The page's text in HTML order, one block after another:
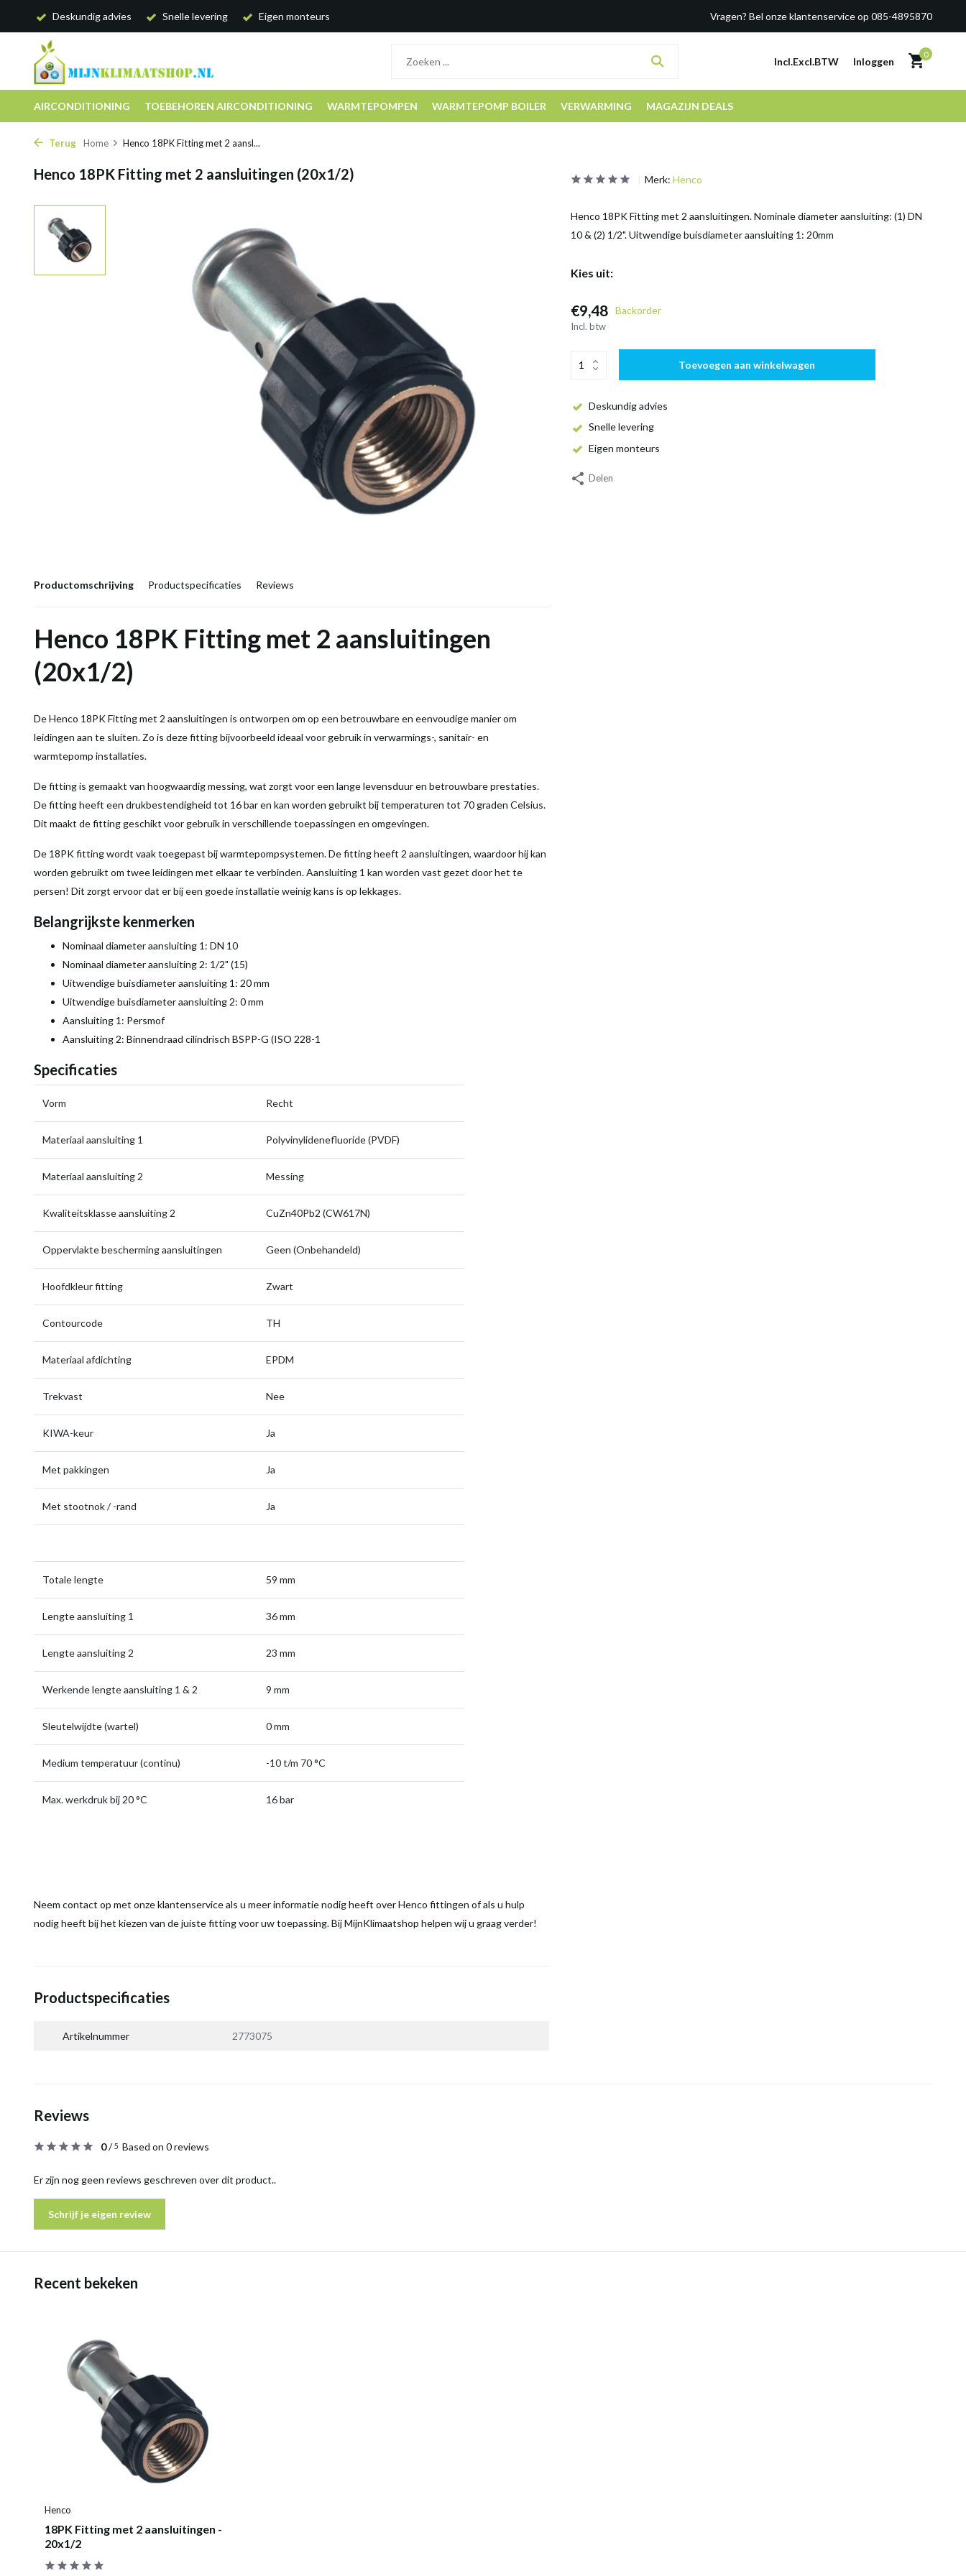
Deskundig advies Snelle levering Eigen monteurs Vragen? Bel onze klantenservice op 085-4895870
Incl.Excl.BTW Inloggen
0
AIRCONDITIONING TOEBEHOREN AIRCONDITIONING WARMTEPOMPEN WARMTEPOMP BOILER VERWARMING MAGAZIJN DEALS
Terug Home Henco 18PK Fitting met 2 aansl...
Henco 18PK Fitting met 2 aansluitingen (20x1/2)
Productomschrijving Productspecificaties Reviews
Henco 18PK Fitting met 2 aansluitingen
(20x1/2)
De Henco 18PK Fitting met 2 aansluitingen is ontworpen om op een betrouwbare en eenvoudige manier om
leidingen aan te sluiten. Zo is deze fitting bijvoorbeeld ideaal voor gebruik in verwarmings-, sanitair- en
warmtepomp installaties.
De fitting is gemaakt van hoogwaardig messing, wat zorgt voor een lange levensduur en betrouwbare prestaties.
De fitting heeft een drukbestendigheid tot 16 bar en kan worden gebruikt bij temperaturen tot 70 graden Celsius.
Dit maakt de fitting geschikt voor gebruik in verschillende toepassingen en omgevingen.
De 18PK fitting wordt vaak toegepast bij warmtepompsystemen. De fitting heeft 2 aansluitingen, waardoor hij kan
worden gebruikt om twee leidingen met elkaar te verbinden. Aansluiting 1 kan worden vast gezet door het te
persen! Dit zorgt ervoor dat er bij een goede installatie weinig kans is op lekkages.
Belangrijkste kenmerken
Nominaal diameter aansluiting 1: DN 10
Nominaal diameter aansluiting 2: 1/2" (15)
Uitwendige buisdiameter aansluiting 1: 20 mm
Uitwendige buisdiameter aansluiting 2: 0 mm
Aansluiting 1: Persmof
Aansluiting 2: Binnendraad cilindrisch BSPP-G (ISO 228-1
Specificaties
Vorm Recht
Materiaal aansluiting 1 Polyvinylidenefluoride (PVDF)
Materiaal aansluiting 2 Messing
Kwaliteitsklasse aansluiting 2 CuZn40Pb2 (CW617N)
Oppervlakte bescherming aansluitingen Geen (Onbehandeld)
Hoofdkleur fitting Zwart
Contourcode TH
Materiaal afdichting EPDM
Trekvast Nee
KIWA-keur Ja
Met pakkingen Ja
Met stootnok / -rand Ja
Totale lengte 59 mm
Lengte aansluiting 1 36 mm
Lengte aansluiting 2 23 mm
Werkende lengte aansluiting 1 & 2 9 mm
Sleutelwijdte (wartel) 0 mm
Medium temperatuur (continu) -10 t/m 70 °C
Max. werkdruk bij 20 °C 16 bar
Neem contact op met onze klantenservice als u meer informatie nodig heeft over Henco fittingen of als u hulp
nodig heeft bij het kiezen van de juiste fitting voor uw toepassing. Bij MijnKlimaatshop helpen wij u graag verder!
Productspecificaties
Artikelnummer 2773075
Merk: Henco
Henco 18PK Fitting met 2 aansluitingen. Nominale diameter aansluiting: (1) DN
10 & (2) 1/2". Uitwendige buisdiameter aansluiting 1: 20mm
Kies uit:
€9,48 Backorder
Incl. btw
Toevoegen aan winkelwagen
Deskundig advies
Snelle levering
Eigen monteurs
Delen
Reviews
0/5 Based on 0 reviews
Er zijn nog geen reviews geschreven over dit product..
Schrijf je eigen review
Recent bekeken
Henco
18PK Fitting met 2 aansluitingen -
20x1/2